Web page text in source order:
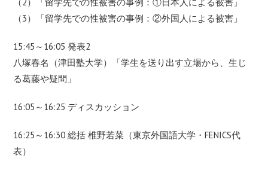
（3）「留学先での性被害の事例：②外国人による被害」
15:45～16:05 発表2
八塚春名（津田塾大学）「学生を送り出す立場から、生じ
る葛藤や疑問」
16:05～16:25 ディスカッション
16:25～16:30 総括 椎野若菜（東京外国語大学・FENICS代
表）